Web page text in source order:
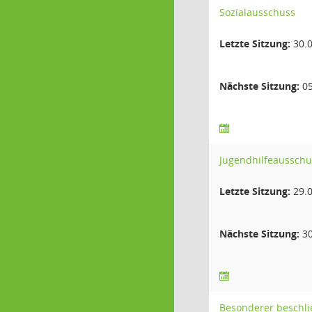
Sozialausschuss
Letzte Sitzung:
Nächste Sitzung:
Letzte Sitzung:
Nächste Sitzung:
Besonderer